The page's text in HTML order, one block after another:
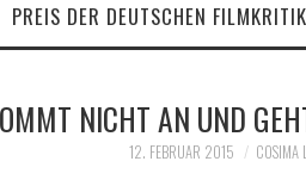
PREIS DER DEUTSCHEN FILMKRITIK
NICHT AN UND
12. FEBRUAR 2015 COSIMA